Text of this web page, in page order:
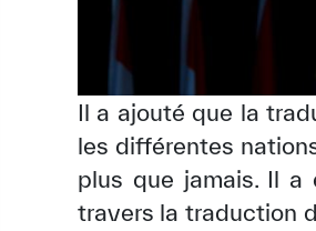
Il a ajouté que la
les différentes
plus que jamais. Il a
travers la traduction